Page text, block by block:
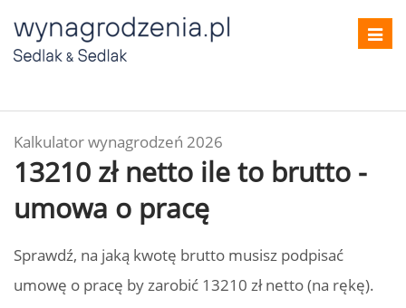
Kalkulator wynagrodzeń 2026
13210 zł netto ile to brutto -
umowa o pracę
Sprawdź, na jaką kwotę brutto musisz podpisać
umowę o pracę by zarobić 13210 zł netto (na rękę).